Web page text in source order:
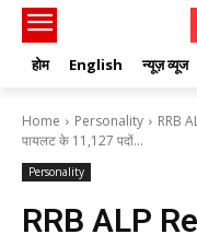
होम English न्यूज़ व्यूज
Home Personality
RRB
पायलट के 11,127 पदों...
Personality
RRB ALP